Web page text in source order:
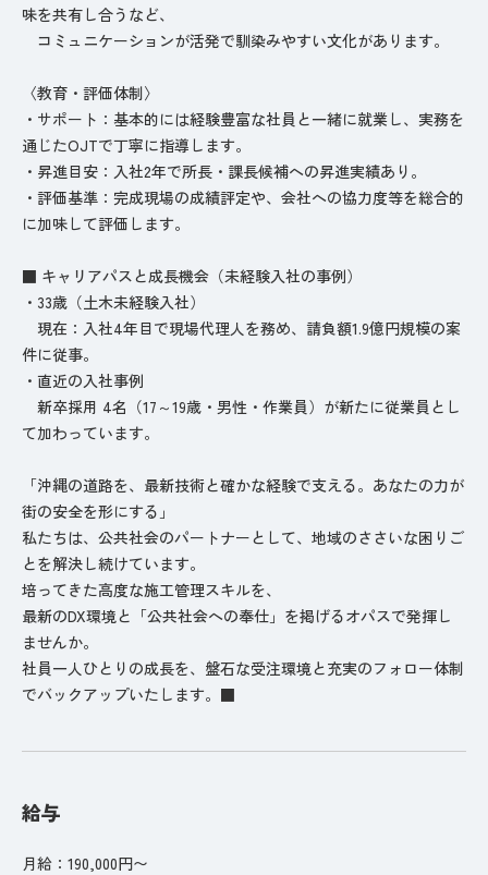
味を共有し合うなど、
コミュニケーションが活発で馴染みやすい文化があります。
〈教育・評価体制〉
・サポート：基本的には経験豊富な社員と一緒に就業し、実務を
通じたOJTで丁寧に指導します。
・昇進目安：入社2年で所長・課長候補への昇進実績あり。
・評価基準：完成現場の成績評定や、会社への協力度等を総合的
に加味して評価します。
■ キャリアパスと成長機会（未経験入社の事例）
・33歳（土木未経験入社）
現在：入社4年目で現場代理人を務め、請負額1.9億円規模の案
件に従事。
・直近の入社事例
新卒採用 4名（17～19歳・男性・作業員）が新たに従業員とし
て加わっています。
「沖縄の道路を、最新技術と確かな経験で支える。あなたの力が
街の安全を形にする」
私たちは、公共社会のパートナーとして、地域のささいな困りご
とを解決し続けています。
培ってきた高度な施工管理スキルを、
最新のDX環境と「公共社会への奉仕」を掲げるオパスで発揮し
ませんか。
社員一人ひとりの成長を、盤石な受注環境と充実のフォロー体制
でバックアップいたします。■
給与
月給：190,000円〜